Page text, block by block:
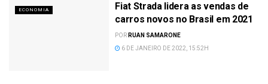
ECONOMIA
Fiat Strada lidera as vendas de
carros novos no Brasil em 2021
POR RUAN SAMARONE
6 DE JANEIRO DE 2022, 15:52H